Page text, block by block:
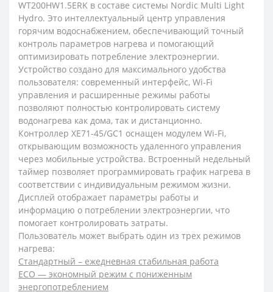
WT200HW1.5ERK в составе системы Nordic Multi Light
Hydro. Это интеллектуальный центр управления
горячим водоснабжением, обеспечивающий точный
контроль параметров нагрева и помогающий
оптимизировать потребление электроэнергии.
Устройство создано для максимального удобства
пользователя: современный интерфейс, Wi-Fi
управления и расширенные режимы работы
позволяют полностью контролировать систему
водонагрева как дома, так и дистанционно.
Контроллер XE71-45/GC1 оснащен модулем Wi-Fi,
открывающим возможность удаленного управления
через мобильные устройства. Встроенный недельный
таймер позволяет программировать график нагрева в
соответствии с индивидуальным режимом жизни.
Дисплей отображает параметры работы и
информацию о потреблении электроэнергии, что
помогает контролировать затраты.
Пользователь может выбрать один из трех режимов
нагрева:
Стандартный – ежедневная стабильная работа
ECO — экономный режим с пониженным
энергопотреблением